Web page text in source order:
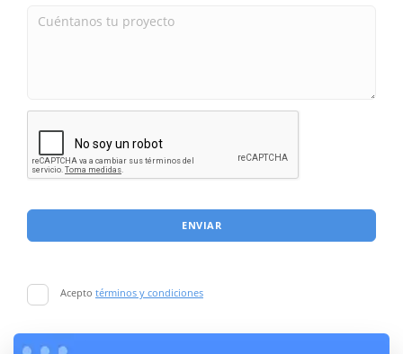
ENVIAR
Acepto términos y condiciones